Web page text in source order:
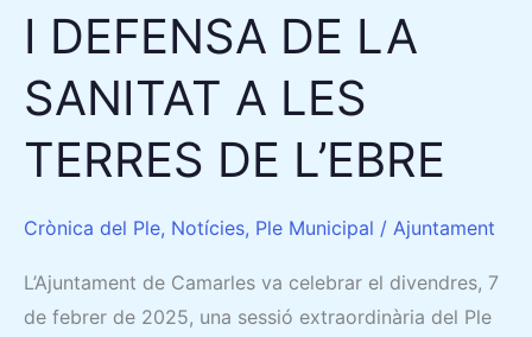
I DEFENSA DE LA
SANITAT A LES
TERRES DE L’EBRE
Crònica del Ple, Notícies, Ple Municipal / Ajuntament
L’Ajuntament de Camarles va celebrar el divendres, 7
de febrer de 2025, una sessió extraordinària del Ple
SANITAT
LES